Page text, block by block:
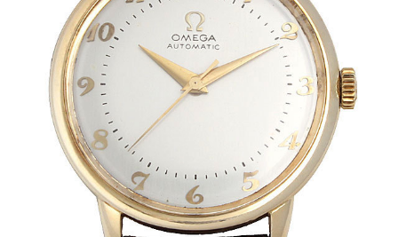
全てのブランドを見
る
ロレックス
パテック
フィリップ